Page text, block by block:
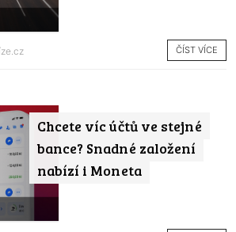
ČÍST VÍCE
Chcete víc účtů ve stejné
bance? Snadné založení
nabízí i Moneta